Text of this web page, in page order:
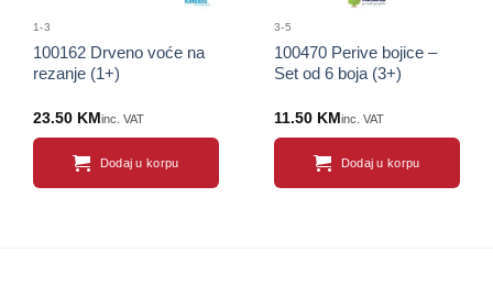
1-3
100162 Drveno voće na
rezanje (1+)
23.50 KM inc. VAT
Dodaj u korpu
3-5
100470 Perive bojice –
Set od 6 boja (3+)
11.50 KM inc. VAT
Dodaj u korpu